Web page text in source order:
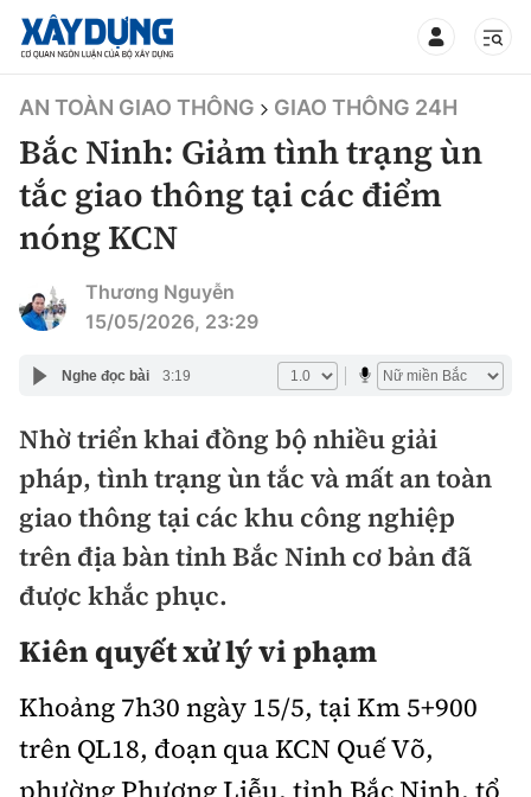
TIN BỘ XÂY DỰNG
CHUYÊN MỤC
Mới nhất
Thời sự
Chính trị
Xã hội
Chuyện dọc đường
Cải chính
Xây dựng
Chỉ đạo điều hành
Quy hoạch kiến trúc
Quản lý đô thị
Giao thông
Quản lý
Hàng không
Đường sắt
Kinh tế
Thị trường
Tài chính
Chứng khoán
Pháp luật
Thanh tra
An ninh hình sự
An toàn giao thông
Giao thông 24h
AN TOÀN GIAO THÔNG GIAO THÔNG 24H
Bắc Ninh: Giảm tình trạng ùn
tắc giao thông tại các điểm
nóng KCN
Thương Nguyễn
15/05/2026, 23:29
Nghe đọc bài 3:19
Nhờ triển khai đồng bộ nhiều giải
pháp, tình trạng ùn tắc và mất an toàn
giao thông tại các khu công nghiệp
trên địa bàn tỉnh Bắc Ninh cơ bản đã
được khắc phục.
Kiên quyết xử lý vi phạm
Khoảng 7h30 ngày 15/5, tại Km 5+900
trên QL18, đoạn qua KCN Quế Võ,
phường Phương Liễu, tỉnh Bắc Ninh, tổ